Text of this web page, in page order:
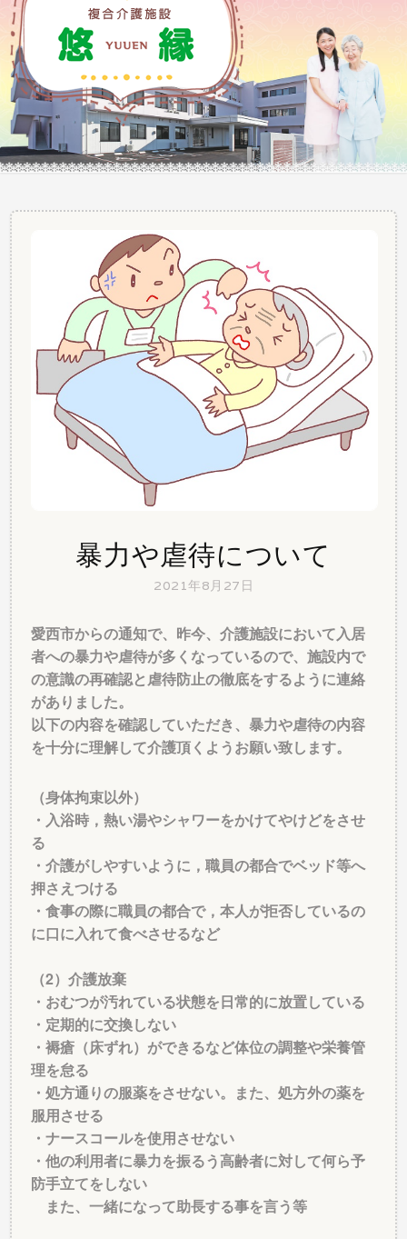
ふれあう そして自分らしく・・・
暴力や虐待について
2021年8月27日
愛西市からの通知で、昨今、介護施設において入居
者への暴力や虐待が多くなっているので、施設内で
の意識の再確認と虐待防止の徹底をするように連絡
がありました。
以下の内容を確認していただき、暴力や虐待の内容
を十分に理解して介護頂くようお願い致します。
（身体拘束以外）
・入浴時，熱い湯やシャワーをかけてやけどをさせ
る
・介護がしやすいように，職員の都合でベッド等へ
押さえつける
・食事の際に職員の都合で，本人が拒否しているの
に口に入れて食べさせるなど
（2）介護放棄
・おむつが汚れている状態を日常的に放置している
・定期的に交換しない
・褥瘡（床ずれ）ができるなど体位の調整や栄養管
理を怠る
・処方通りの服薬をさせない。また、処方外の薬を
服用させる
・ナースコールを使用させない
・他の利用者に暴力を振るう高齢者に対して何ら予
防手立てをしない
また、一緒になって助長する事を言う等